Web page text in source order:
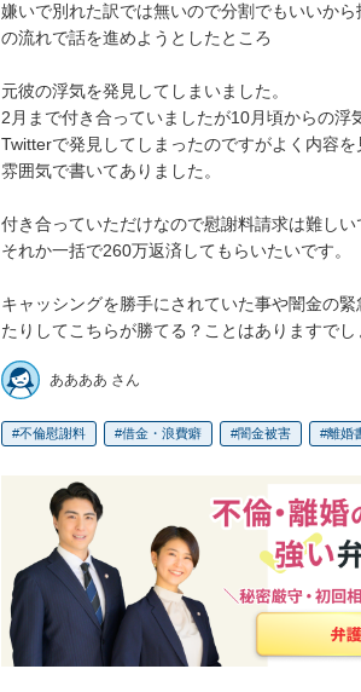
嫌いで別れた訳では無いので分割でもいいか
の流れで話を進めようとしたところ
元彼の浮気を発見してしまいました。
2月まで付き合っていましたが10月頃からの浮
Twitterで発見してしまったのですがよく内容
雰囲気で書いてありました。
付き合っていただけなので慰謝料請求は難しい
それか一括で260万返済してもらいたいです。
キャッシングを勝手にされていた事や闇金の
たりしてこちらが勝てる？ことはありますでし
ああああ さん
不倫慰謝料 借金・浪費癖 闇金被害 離婚